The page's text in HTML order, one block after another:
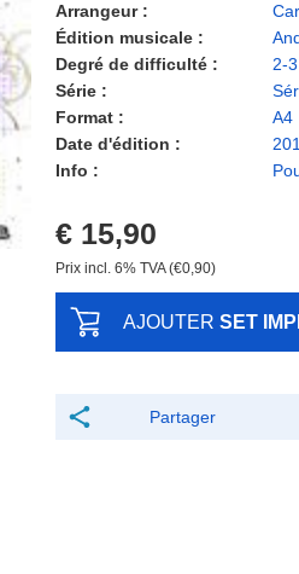
Arrangeur :
Édition musicale :
Degré de difficulté :
2-3
Série :
Format :
A4
Date d'édition :
Info :
€ 15,90
Prix ​​incl. 6% TVA (€0,90)
AJOUTER SET
Partager